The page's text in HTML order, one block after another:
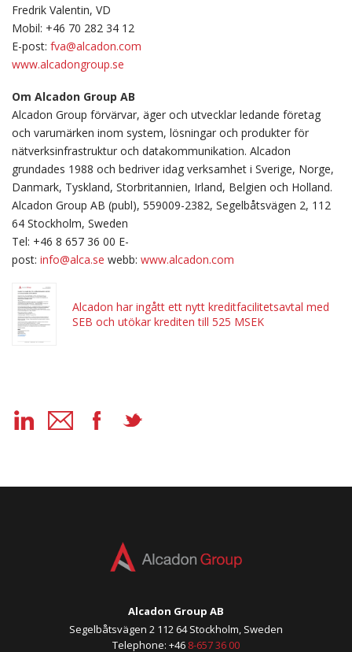
Fredrik Valentin, VD
Mobil: +46 70 282 34 12
E-post: fva@alcadon.com
www.alcadongroup.se
Om Alcadon Group AB
Alcadon Group förvärvar, äger och utvecklar ledande företag
och varumärken inom system, lösningar och produkter för
nätverksinfrastruktur och datakommunikation. Alcadon
grundades 1988 och bedriver idag verksamhet i Sverige, Norge,
Danmark, Tyskland, Storbritannien, Irland, Belgien och Holland.
Alcadon Group AB (publ), 559009-2382, Segelbåtsvägen 2, 112
64 Stockholm, Sweden
Tel: +46 8 657 36 00 E-
post: info@alca.se webb: www.alcadon.com
Alcadon har ingått ett nytt kreditfacilitetsavtal med
SEB och utökar krediten till 525 MSEK
Alcadon Group AB
Segelbåtsvägen 2 112 64 Stockholm, Sweden
Telephone: +46 8-657 36 00